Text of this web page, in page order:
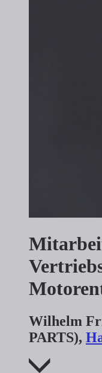
Wilhelm
PARTS),